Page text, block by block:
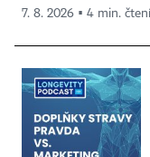
7. 8. 2026 ▪ 4 min. čtení